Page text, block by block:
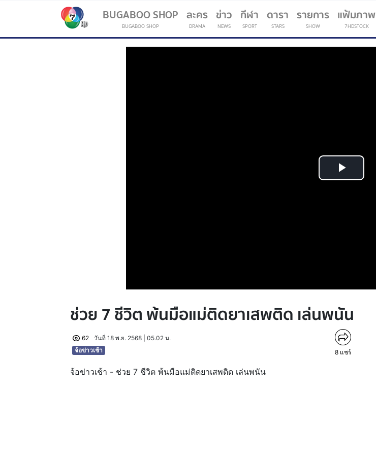
BUGABOO SHOP
BUGABOO SHOP
ละคร
DRAMA
ข่าว
NEWS
กีฬา
SPORT
(current)
ดารา
STARS
รายการ
SHOW
แฟ้มภาพ
7HDSTOCK
Play
ช่วย 7 ชีวิต พ้นมือแม่ติดยาเสพติด เล่นพนัน
62
วันที่ 18 พ.ย. 2568 | 05.02 น.
จ้อข่าวเช้า
8 แชร์
จ้อข่าวเช้า - ช่วย 7 ชีวิต พ้นมือแม่ติดยาเสพติด เล่นพนัน